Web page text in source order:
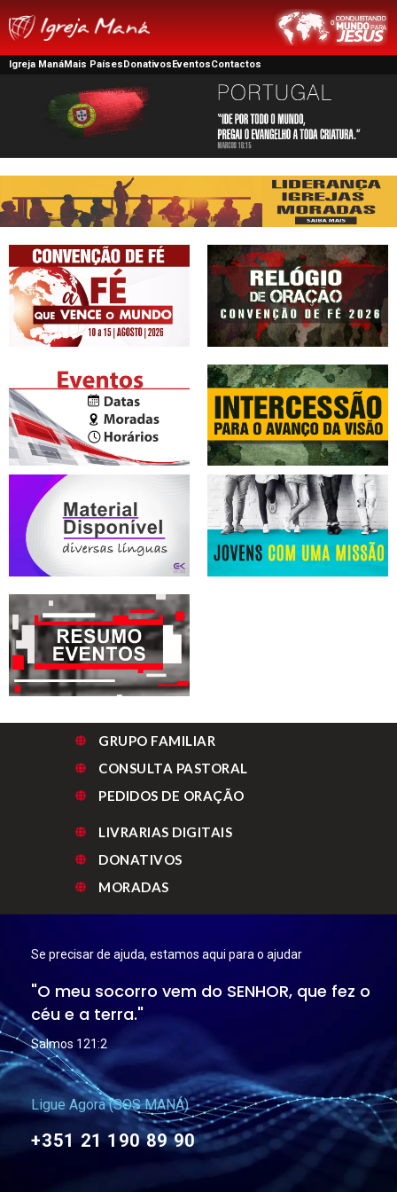
Igreja ManáMais PaísesDonativosEventosContactos
GRUPO FAMILIAR
CONSULTA PASTORAL
PEDIDOS DE ORAÇÃO
LIVRARIAS DIGITAIS
DONATIVOS
MORADAS
Se precisar de ajuda, estamos aqui para o ajudar
"O meu socorro vem do SENHOR, que fez o
céu e a terra."
Salmos 121:2
Ligue Agora (SOS MANÁ)
+351 21 190 89 90